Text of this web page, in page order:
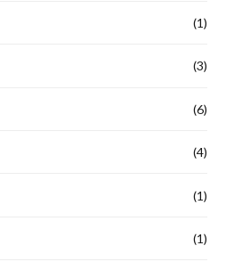
(1)
(3)
(6)
(4)
(1)
(1)